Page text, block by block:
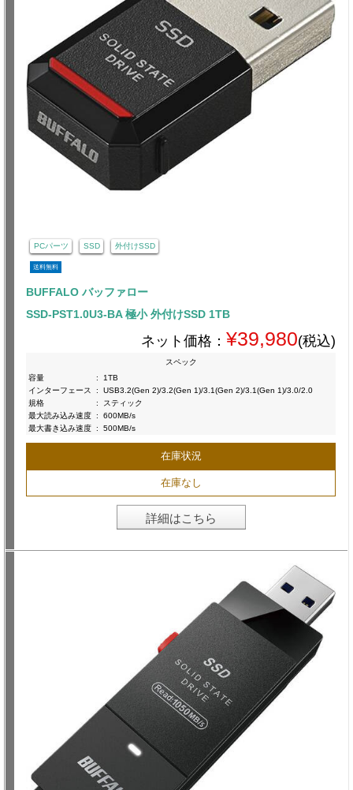
PCパーツ SSD 外付けSSD
送料無料
BUFFALO バッファロー
SSD-PST1.0U3-BA 極小 外付けSSD 1TB
ネット価格： ¥39,980(税込)
スペック
容量
:
1TB
インターフェース
:
USB3.2(Gen 2)/3.2(Gen 1)/3.1(Gen 2)/3.1(Gen 1)/3.0/2.0
規格
:
スティック
最大読み込み速度 :
600MB/s
最大書き込み速度 : 500MB/s
在庫状況
在庫なし
詳細はこちら